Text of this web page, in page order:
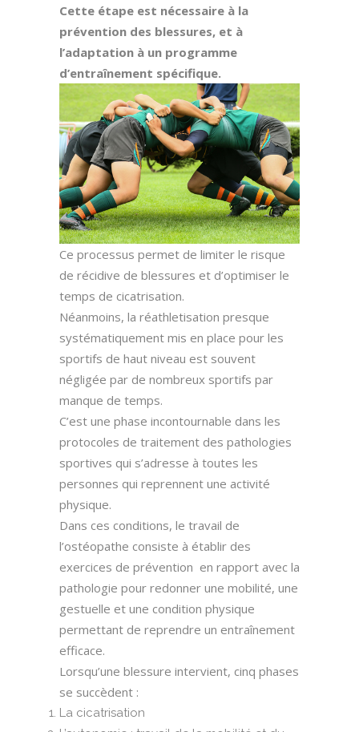
Cette étape est nécessaire à la
prévention des blessures, et à
l’adaptation à un programme
d’entraînement spécifique.
Ce processus permet de limiter le risque
de récidive de blessures et d’optimiser le
temps de cicatrisation.
Néanmoins, la réathletisation presque
systématiquement mis en place pour les
sportifs de haut niveau est souvent
négligée par de nombreux sportifs par
manque de temps.
C’est une phase incontournable dans les
protocoles de traitement des pathologies
sportives qui s’adresse à toutes les
personnes qui reprennent une activité
physique.
Dans ces conditions, le travail de
l’ostéopathe consiste à établir des
exercices de prévention en rapport avec la
pathologie pour redonner une mobilité, une
gestuelle et une condition physique
permettant de reprendre un entraînement
efficace.
Lorsqu’une blessure intervient, cinq phases
se succèdent :
La cicatrisation